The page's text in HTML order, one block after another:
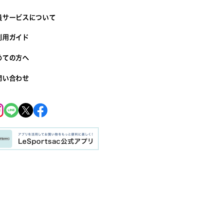
サービスについて
用ガイド
ての方へ
い合わせ